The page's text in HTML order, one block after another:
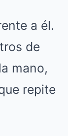
a él.
de
mano,
repite